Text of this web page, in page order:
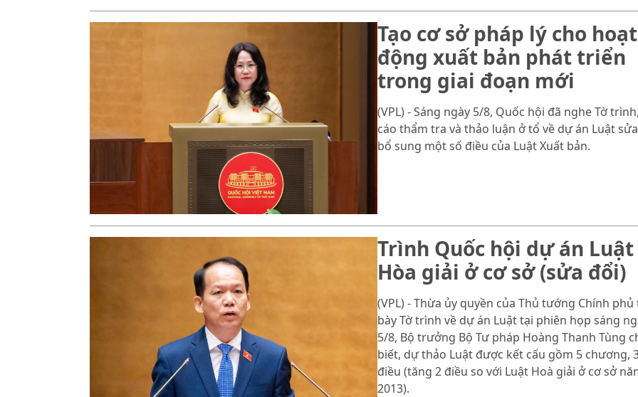
Tạo cơ sở pháp lý cho hoạt
động xuất bản phát triển
trong giai đoạn mới
(VPL) - Sáng ngày 5/8, Quốc hội đã nghe Tờ
cáo thẩm tra và thảo luận ở tổ về dự án Luật
bổ sung một số điều của Luật Xuất bản.
Trình Quốc hội dự án Luật
Hòa giải ở cơ sở (sửa đổi)
(VPL) - Thừa ủy quyền của Thủ tướng Chính
bày Tờ trình về dự án Luật tại phiên họp sáng
5/8, Bộ trưởng Bộ Tư pháp Hoàng Thanh Tùng
biết, dự thảo Luật được kết cấu gồm 5 chương,
điều (tăng 2 điều so với Luật Hoà giải ở cơ sở
2013).